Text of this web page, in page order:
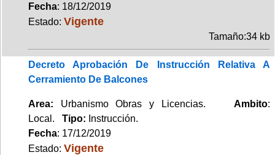
Fecha: 18/12/2019
Estado: Vigente
Tamaño:34 kb
Decreto Aprobación De Instrucción Relativa A
Cerramiento De Balcones
Area: Urbanismo Obras y Licencias. Ambito:
Local. Tipo: Instrucción.
Fecha: 17/12/2019
Estado: Vigente